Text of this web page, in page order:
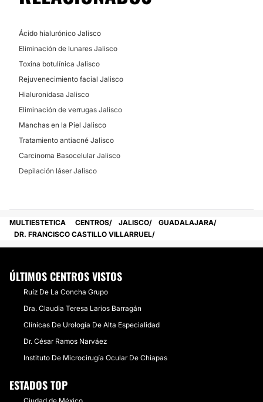
Posibilidad de videoconsulta:
No
No
Ácido hialurónico Jalisco
Eliminación de lunares Jalisco
Toxina botulínica Jalisco
Rejuvenecimiento facial Jalisco
Hialuronidasa Jalisco
Eliminación de verrugas Jalisco
Manchas en la Piel Jalisco
Tratamiento antiacné Jalisco
Carcinoma Basocelular Jalisco
Depilación láser Jalisco
MULTIESTETICA CENTROS JALISCO
GUADALAJARA
DR. FRANCISCO CASTILLO VILLARRUEL
ÚLTIMOS CENTROS VISTOS
Ruíz De La Concha Grupo
Dra. Claudia Teresa Larios Barragán
Clínicas De Urología De Alta Especialidad
Dr. César Ramos Narváez
Instituto De Microcirugía Ocular De Chiapas
ESTADOS TOP